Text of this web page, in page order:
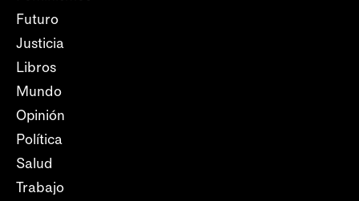
Futuro
Justicia
Libros
Mundo
Opinión
Política
Salud
Trabajo